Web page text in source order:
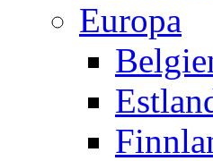
Europa